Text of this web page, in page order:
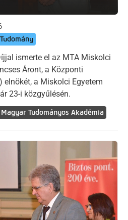
Tudomány
ismerte el az MTA Miskolci
Áront, a Központi
a Miskolci Egyetem
23-i közgyűlésén.
Magyar Tudományos Akadémia